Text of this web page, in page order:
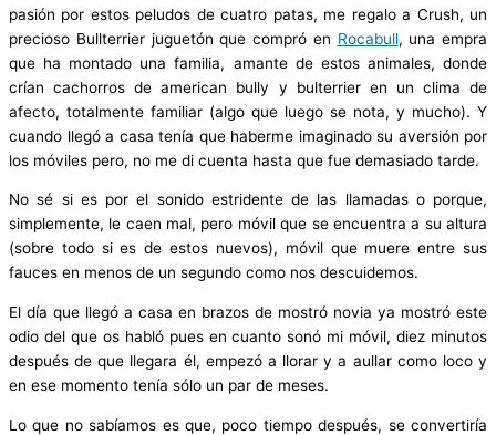
pasión por estos peludos de cuatro patas, me regalo a Crush, un
precioso Bullterrier juguetón que compró en Rocabull, una empra
que ha montado una familia, amante de estos animales, donde
crían cachorros de american bully y bulterrier en un clima de
afecto, totalmente familiar (algo que luego se nota, y mucho). Y
cuando llegó a casa tenía que haberme imaginado su aversión por
los móviles pero, no me di cuenta hasta que fue demasiado tarde.
No sé si es por el sonido estridente de las llamadas o porque,
simplemente, le caen mal, pero móvil que se encuentra a su altura
(sobre todo si es de estos nuevos), móvil que muere entre sus
fauces en menos de un segundo como nos descuidemos.
El día que llegó a casa en brazos de mostró novia ya mostró este
odio del que os habló pues en cuanto sonó mi móvil, diez minutos
después de que llegara él, empezó a llorar y a aullar como loco y
en ese momento tenía sólo un par de meses.
Lo que no sabíamos es que, poco tiempo después, se convertiría